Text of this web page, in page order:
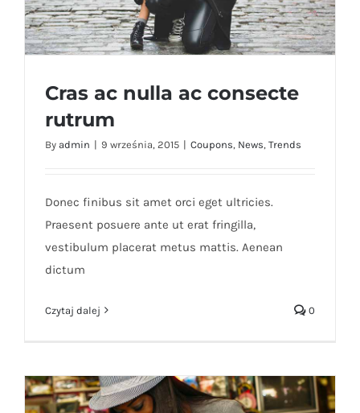
Cras ac nulla ac consecte
rutrum
By admin | 9 września, 2015 | Coupons, News, Trends
Donec finibus sit amet orci eget ultricies.
Praesent posuere ante ut erat fringilla,
vestibulum placerat metus mattis. Aenean
dictum
Czytaj dalej 0